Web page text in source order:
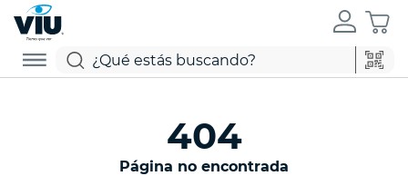
404
Página no encontrada